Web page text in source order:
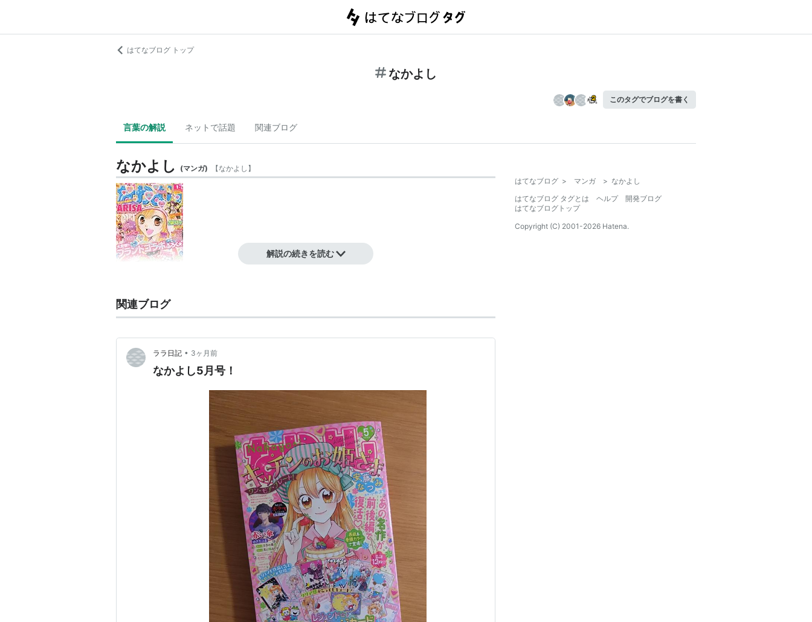
はてなブログ トップ
なかよし
このタグでブログを書く
言葉の解説 ネットで話題 関連ブログ
なかよし (マンガ) 【なかよし 】
代表的な連載作品に「
解説の続きを読む
関連ブログ
ララ日記 • 3ヶ月前
なかよし5月号！
はてなブログ > マンガ > なかよし
はてなブログ タグとは
ヘルプ
開発ブログ
はてなブログトップ
Copyright (C) 2001-2026 Hatena.